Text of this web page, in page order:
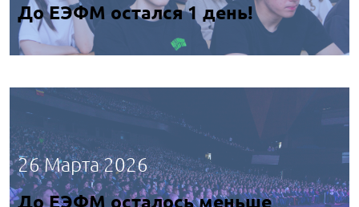
До ЕЭФМ остался 1 день!
26 Марта 2026
До ЕЭФМ осталось меньше